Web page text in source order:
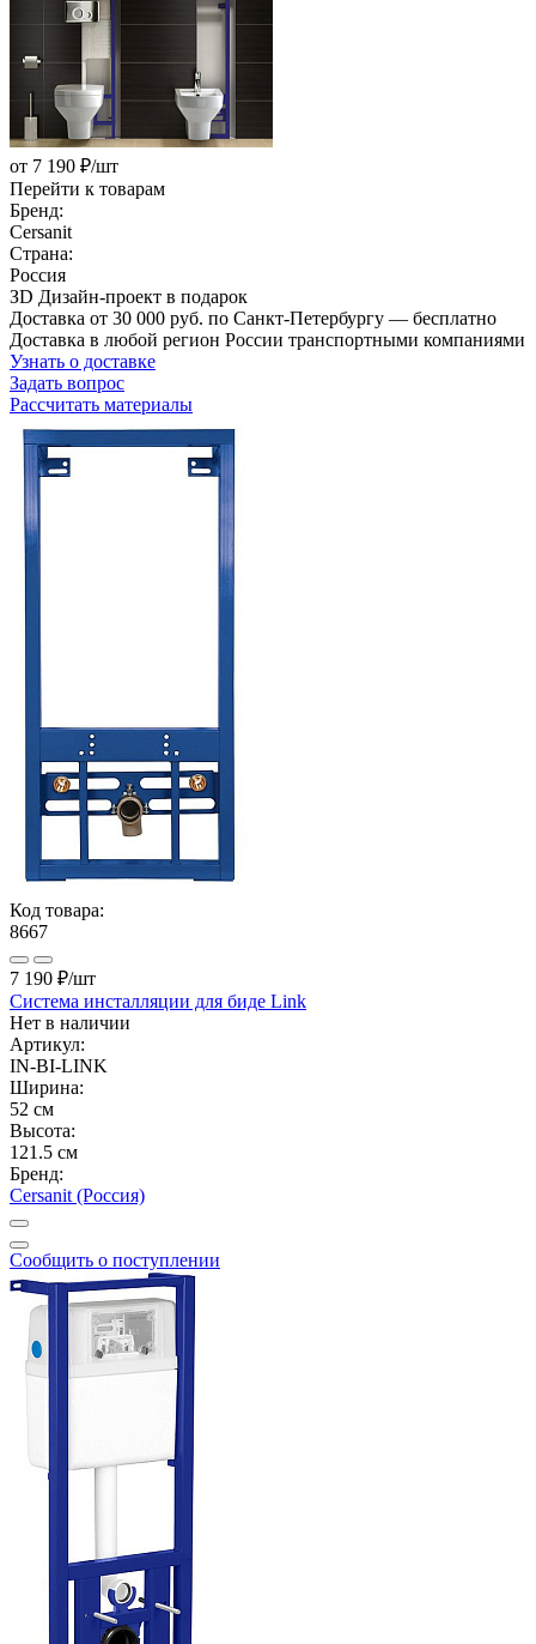
от 7 190 ₽/шт
Перейти к товарам
Бренд:
Cersanit
Страна:
Россия
ЗD Дизайн-проект в подарок
Доставка от 30 000 руб. по Санкт-Петербургу — бесплатно
Доставка в любой регион России транспортными компаниями
Узнать о доставке
Задать вопрос
Рассчитать материалы
Код товара:
8667
7 190 ₽/шт
Система инсталляции для биде Link
Нет в наличии
Артикул:
IN-BI-LINK
Ширина:
52 см
Высота:
121.5 см
Бренд:
Cersanit (Россия)
Сообщить о поступлении